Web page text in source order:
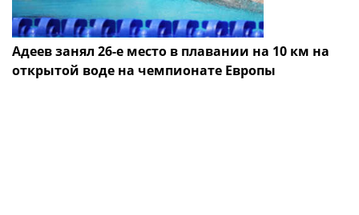
Адеев занял 26-е место в плавании на 10 км на
открытой воде на чемпионате Европы